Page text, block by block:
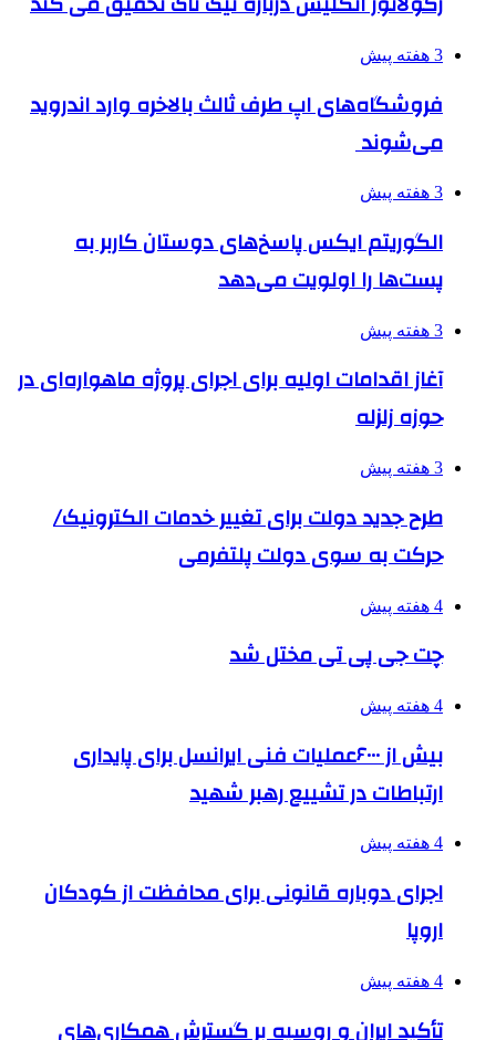
3 هفته پیش
فروشگاه‌های اپ طرف ثالث بالاخره وارد اندروید
می‌شوند
3 هفته پیش
الگوریتم ایکس پاسخ‌های دوستان کاربر به
پست‌ها را اولویت می‌دهد
3 هفته پیش
آغاز اقدامات اولیه برای اجرای پروژه ماهواره‌ای در
حوزه زلزله
3 هفته پیش
طرح جدید دولت برای تغییر خدمات الکترونیک/
حرکت به سوی دولت پلتفرمی
4 هفته پیش
چت جی پی تی مختل شد
4 هفته پیش
بیش از ۶۰۰۰عملیات فنی ایرانسل برای پایداری
ارتباطات در تشییع رهبر شهید
4 هفته پیش
اجرای دوباره قانونی برای محافظت از کودکان
اروپا
4 هفته پیش
تأکید ایران و روسیه بر گسترش همکاری‌های